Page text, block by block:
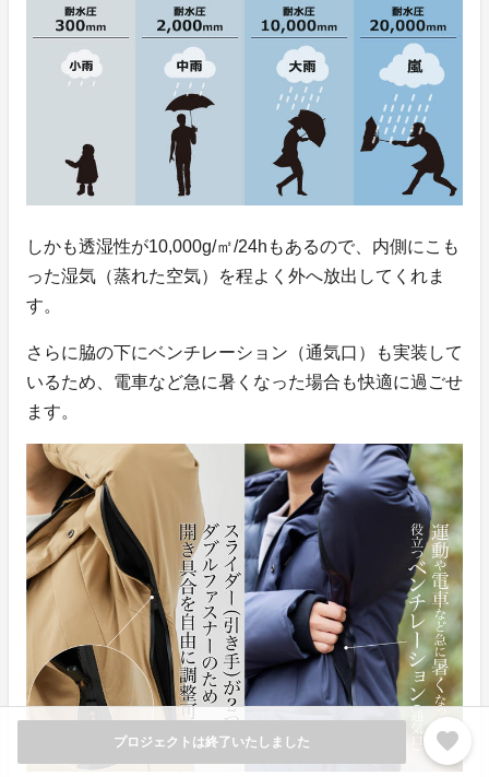
プロジェクトは終了いたしました favorite
しかも透湿性が10,000g/㎡/24hもあるので、内側にこも
った湿気（蒸れた空気）を程よく外へ放出してくれま
す。
さらに脇の下にベンチレーション（通気口）も実装して
いるため、電車など急に暑くなった場合も快適に過ごせ
ます。